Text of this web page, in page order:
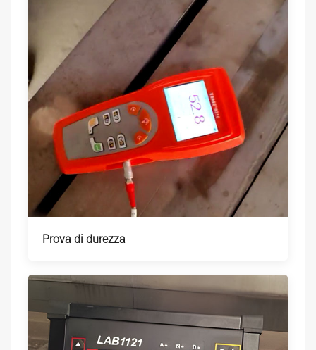
Prova di durezza